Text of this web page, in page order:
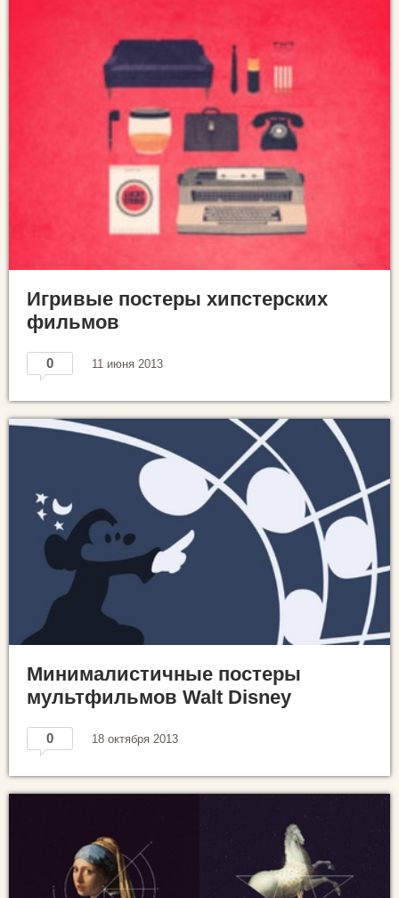
Игривые постеры хипстерских
фильмов
0 11 июня 2013
Минималистичные постеры
мультфильмов Walt Disney
0 18 октября 2013